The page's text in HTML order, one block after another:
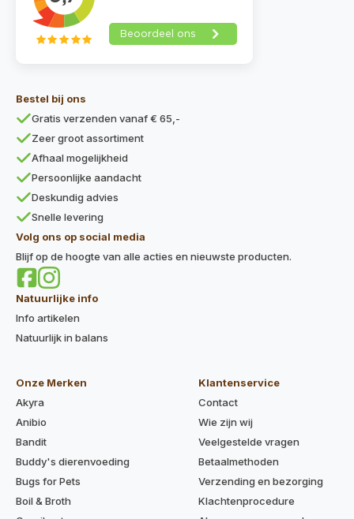
Bestel bij ons
Gratis verzenden vanaf € 65,-
Zeer groot assortiment
Afhaal mogelijkheid
Persoonlijke aandacht
Deskundig advies
Snelle levering
Volg ons op social media
Blijf op de hoogte van alle acties en nieuwste producten.
Natuurlijke info
Info artikelen
Natuurlijk in balans
Onze Merken
Akyra
Anibio
Bandit
Buddy's dierenvoeding
Bugs for Pets
Boil & Broth
Klantenservice
Contact
Wie zijn wij
Veelgestelde vragen
Betaalmethoden
Verzending en bezorging
Klachtenprocedure